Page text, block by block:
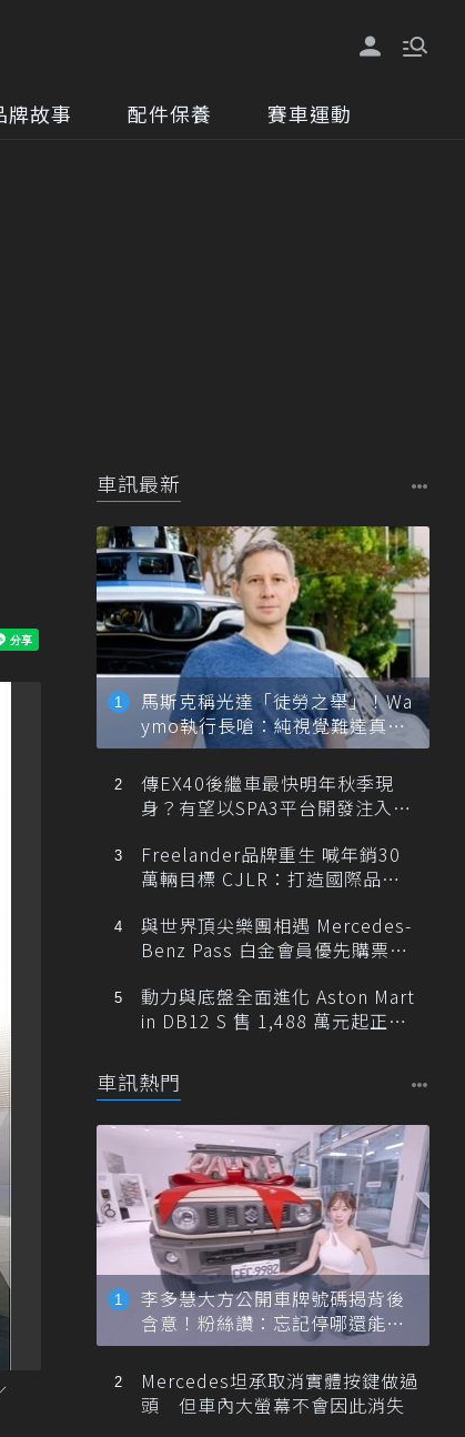
牌故事 配件保養 賽車運動
車訊最新
馬斯克稱光達「徒勞之舉」！Wa
ymo執行長嗆：純視覺難達真正
自動駕駛
傳EX40後繼車最快明年秋季現
身？有望以SPA3平台開發注入80
Freelander品牌重生 喊年銷30
萬輛目標 CJLR：打造國際品牌
與世界頂尖樂團相遇 Mercedes-
Benz Pass 白金會員優先購票維
動力與底盤全面進化 Aston Mart
in DB12 S 售 1,488 萬元起正式
車訊熱門
李多慧大方公開車牌號碼揭背後
含意！粉絲讚：忘記停哪還能幫
忙找車
Mercedes坦承取消實體按鍵做過
頭 但車內大螢幕不會因此消失